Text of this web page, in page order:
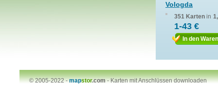
Vologda
351 Karten in
1-43 €
In den
© 2005-2022 -mapstor.com-Karten mit Anschlüssen downloaden